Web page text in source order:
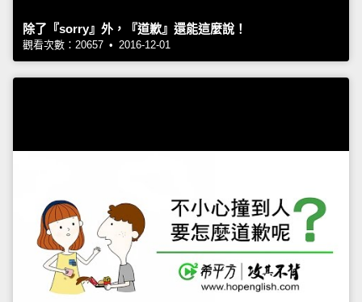
除了『sorry』外，『道歉』還能這麼說！
觀看次數：20657 • 2016-12-01